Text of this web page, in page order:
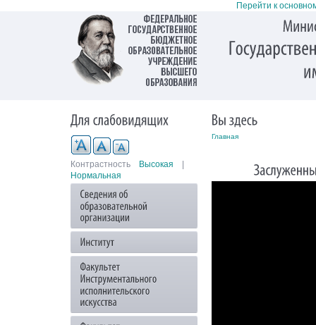
Перейти к
Контрастность Высокая
Нормальная
Главная